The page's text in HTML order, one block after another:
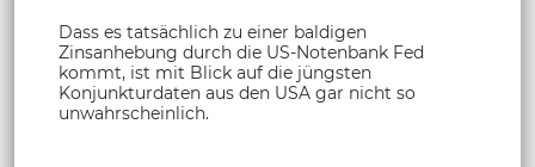
Dass es tatsächlich zu einer baldigen
Zinsanhebung durch die US-Notenbank Fed
kommt, ist mit Blick auf die jüngsten
Konjunkturdaten aus den USA gar nicht so
unwahrscheinlich.